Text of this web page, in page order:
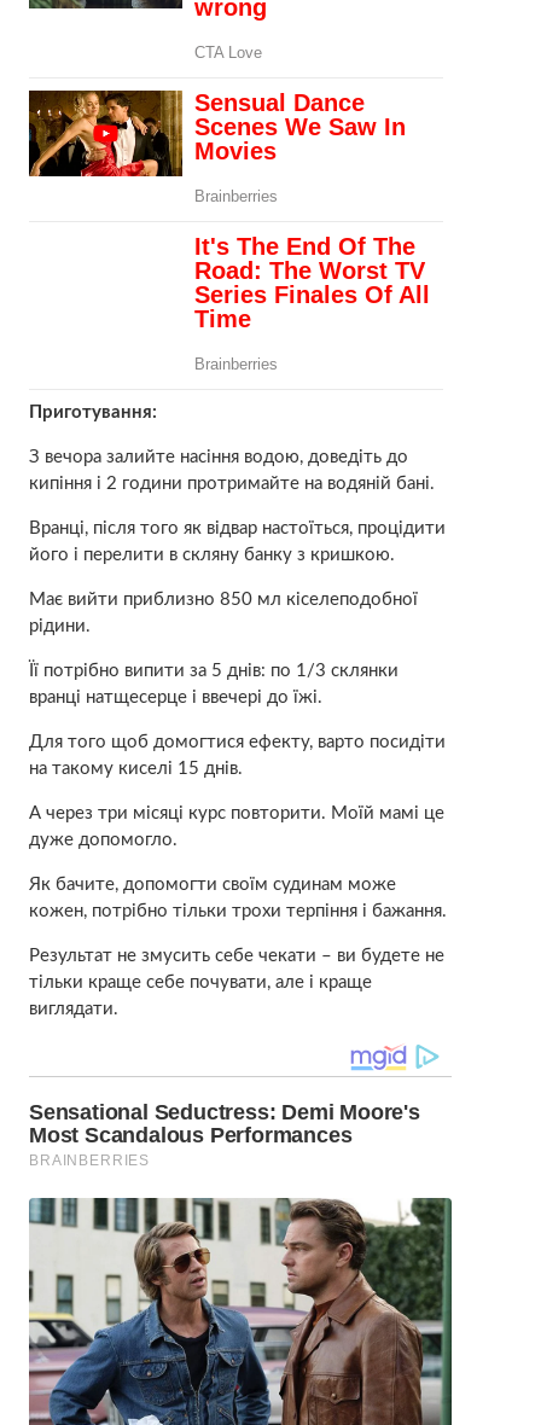
Приготування:
З вечора залийте насіння водою, доведіть до
кипіння і 2 години протримайте на водяній бані.
Вранці, після того як відвар настоїться, процідити
його і перелити в скляну банку з кришкою.
Має вийти приблизно 850 мл кіселеподобної
рідини.
Її потрібно випити за 5 днів: по 1/3 склянки
вранці натщесерце і ввечері до їжі.
Для того щоб домогтися ефекту, варто посидіти
на такому киселі 15 днів.
А через три місяці курс повторити. Моїй мамі це
дуже допомогло.
Як бачите, допомогти своїм судинам може
кожен, потрібно тільки трохи терпіння і бажання.
Результат не змусить себе чекати – ви будете не
тільки краще себе почувати, але і краще
виглядати.